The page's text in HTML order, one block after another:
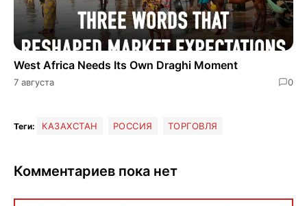
West Africa Needs Its Own Draghi Moment
7 августа 0
Теги: КАЗАХСТАН РОССИЯ ТОРГОВЛЯ
Комментариев пока нет